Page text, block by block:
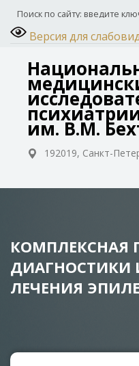
Версия для
им. В.М.
192019, Санкт-
КОМПЛЕКСНАЯ
ДИАГНОСТИКИ
ЛЕЧЕНИЯ